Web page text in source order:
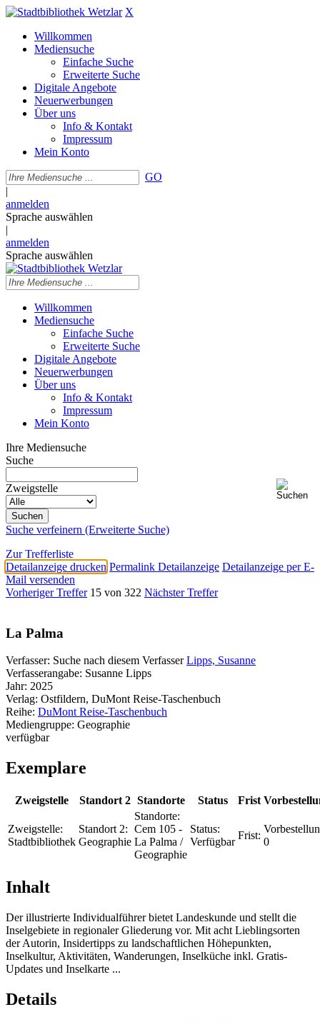
X
Willkommen
Mediensuche
Einfache Suche
Erweiterte Suche
Digitale Angebote
Neuerwerbungen
Über uns
Info & Kontakt
Impressum
Mein Konto
GO
|
anmelden
Sprache auswählen
|
anmelden
Sprache auswählen
Willkommen
Mediensuche
Einfache Suche
Erweiterte Suche
Digitale Angebote
Neuerwerbungen
Über uns
Info & Kontakt
Impressum
Mein Konto
Ihre Mediensuche
Suche
Zweigstelle
Suche verfeinern (Erweiterte Suche)
Zur Trefferliste
Detailanzeige drucken Permalink Detailanzeige Detailanzeige per E-
Mail versenden
Vorheriger Treffer 15 von 322 Nächster Treffer
La Palma
Verfasser: Suche nach diesem Verfasser Lipps, Susanne
Verfasserangabe: Susanne Lipps
Jahr: 2025
Verlag: Ostfildern, DuMont Reise-Taschenbuch
Reihe: DuMont Reise-Taschenbuch
Mediengruppe: Geographie
verfügbar
Exemplare
Zweigstelle Standort 2 Standorte Status Frist
Zweigstelle:
Stadtbibliothek
Standort 2:
Geographie
Standorte:
Cem 105 -
La Palma /
Geographie
Status:
Verfügbar
Frist:
0
Inhalt
Der illustrierte Individualführer bietet Landeskunde und stellt die
Inselgebiete in regionaler Gliederung vor. Mit acht Lieblingsorten
der Autorin, Insidertipps zu landschaftlichen Höhepunkten,
Inselkultur, Aktivitäten, Wanderungen, Inselküche inkl. Gratis-
Updates und Inselkarte ...
Details